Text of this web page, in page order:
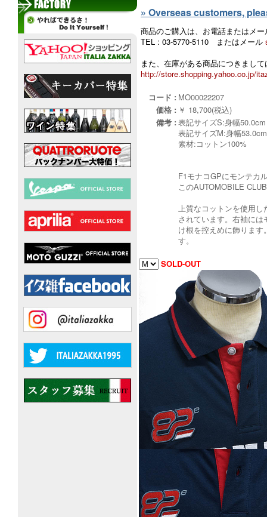
» Overseas customers,
商品のご購入は、お電話またはメ
TEL : 03-5770-5110 またはメール
また、在庫がある商品につきまし
http://store.shopping.yahoo.co.jp/
コード : MO00022207
価格 : ￥ 18,700(税込)
備考 : 表記サイズS:身幅
表記サイズM:身幅
素材:コットン100%
F1モナコGPにモンテカ
このAUTOMOBILE
上質なコットンを使用
されています。右袖に
け根を控えめに飾りま
す。
SOLD-OUT